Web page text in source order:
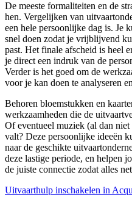
De meeste formaliteiten en de
hen. Vergelijken van
een hele persoonlijke dag is. Je
snel doen zodat je vrijblijvend
past. Het finale afscheid is heel
je direct een indruk van de
Verder is het goed om de
voor je kan doen te analyseren
Behoren bloemstukken en
werkzaamheden die de
Of eventueel muziek (al dan
valt? Deze persoonlijke ideeën
naar de geschikte
deze lastige periode, en helpen
de juiste connectie zodat alles
Uitvaarthulp inschakelen in